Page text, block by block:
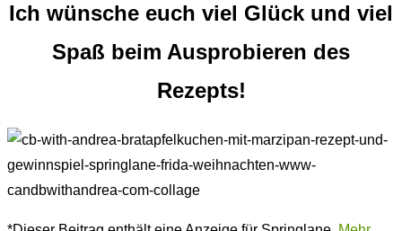
Ich wünsche euch viel Glück und viel
Spaß beim Ausprobieren des
Rezepts!